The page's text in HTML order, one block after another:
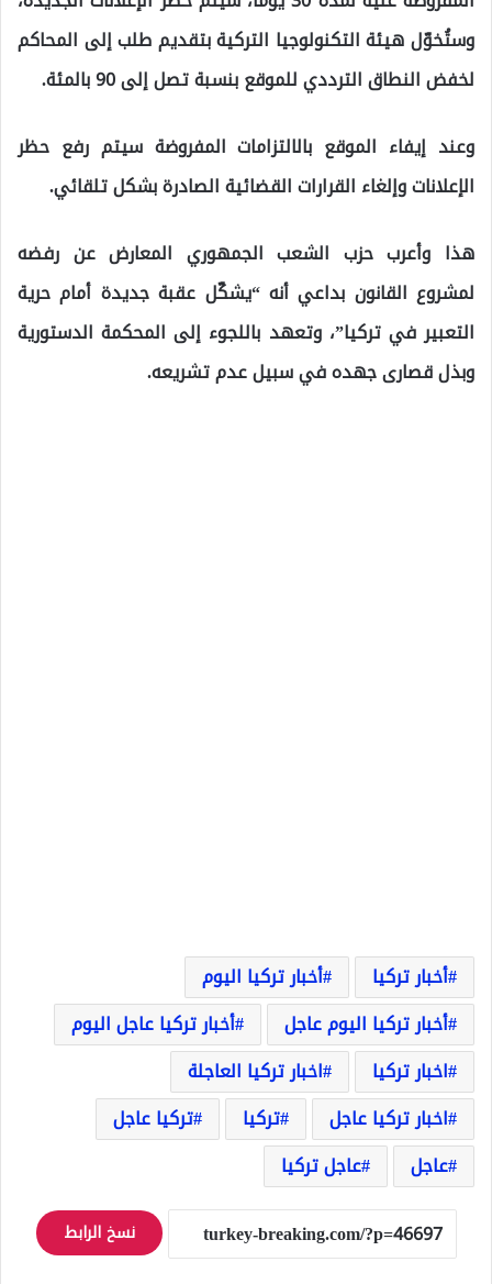
وستُخوّل هيئة التكنولوجيا التركية بتقديم طلب إلى المحاكم
لخفض النطاق الترددي للموقع بنسبة تصل إلى 90 بالمئة.
وعند إيفاء الموقع بالالتزامات المفروضة سيتم رفع حظر
الإعلانات وإلغاء القرارات القضائية الصادرة بشكل تلقائي.
هذا وأعرب حزب الشعب الجمهوري المعارض عن رفضه
لمشروع القانون بداعي أنه “يشكّل عقبة جديدة أمام حرية
التعبير في تركيا”، وتعهد باللجوء إلى المحكمة الدستورية
وبذل قصارى جهده في سبيل عدم تشريعه.
أخبار تركيا
أخبار تركيا اليوم
أخبار تركيا اليوم عاجل
أخبار تركيا عاجل اليوم
اخبار تركيا
اخبار تركيا العاجلة
اخبار تركيا عاجل
تركيا
تركيا عاجل
عاجل
عاجل تركيا
نسخ الرابط